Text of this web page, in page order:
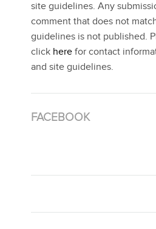
site guidelines. Any
comment that does not
guidelines is not published.
click here for contact
and site guidelines.
FACEBOOK